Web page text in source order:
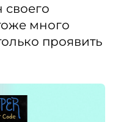
своего
много
проявить